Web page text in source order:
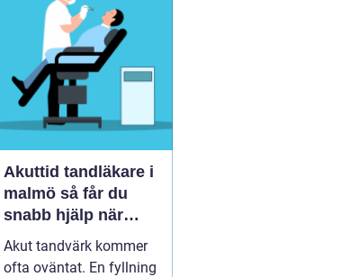
Pneumatic är ett av de
mest etablerade namnen
Akuttid tandläkare i
malmö så får du
snabb hjälp när
tanden gör ont
Akut tandvärk kommer
ofta oväntat. En fyllning